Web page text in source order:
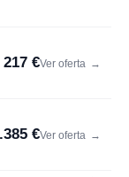
217 €Ver oferta →
€Ver oferta →